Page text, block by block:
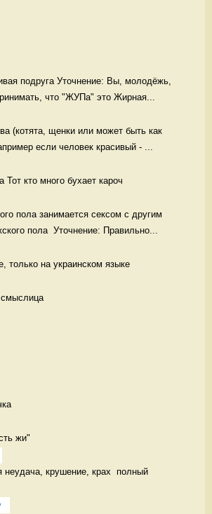
подруга Уточнение: Вы, молодёжь,
что "ЖУПа" это Жирная...
(котята, щенки или может быть как
если человек красивый - ...
Тот кто много бухает кароч
пола занимается сексом с другим
пола  Уточнение: Правильно...
только на украинском языке
жи"
неудача, крушение, крах  полный